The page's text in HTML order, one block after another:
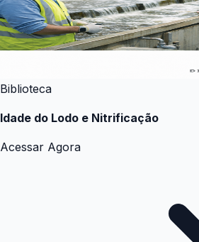
Biblioteca
Idade do Lodo e Nitrificação
Acessar Agora